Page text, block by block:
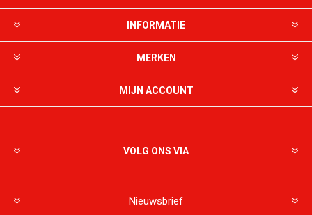
INFORMATIE
MERKEN
MIJN ACCOUNT
VOLG ONS VIA
Nieuwsbrief